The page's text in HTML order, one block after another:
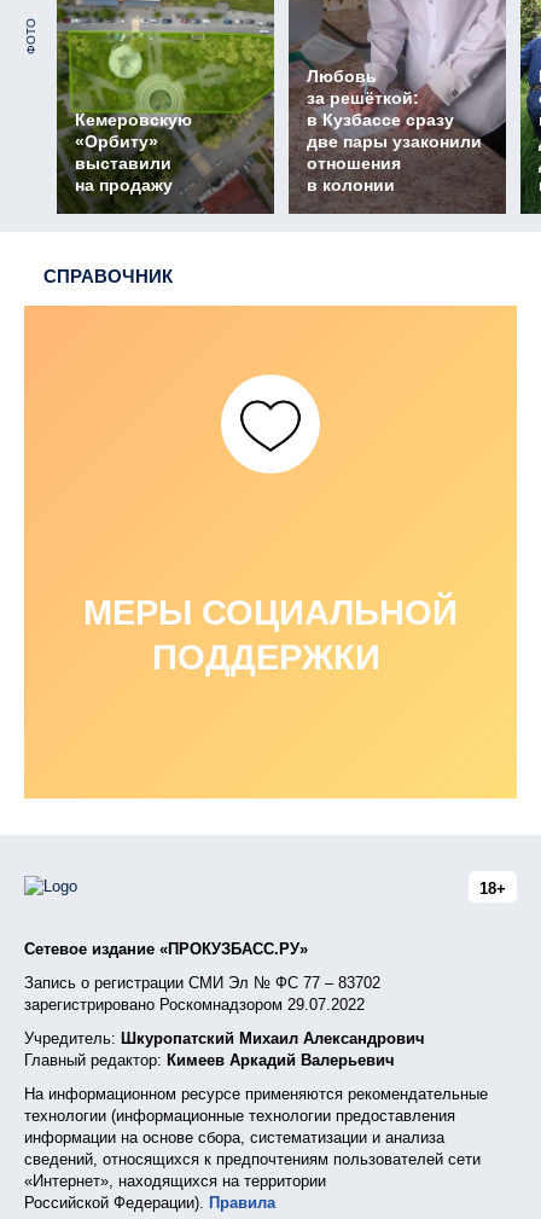
ФОТО
Кемеровскую
«Орбиту»
выставили
на продажу
Любовь
за решёткой:
в Кузбассе сразу
две пары узаконили
отношения
в колонии
СПРАВОЧНИК
МЕРЫ СОЦИАЛЬНОЙ
ПОДДЕРЖКИ
18+
Сетевое издание «ПРОКУЗБАСС.РУ»
Запись о регистрации СМИ Эл № ФС 77 – 83702
зарегистрировано Роскомнадзором 29.07.2022
Учредитель: Шкуропатский Михаил Александрович
Главный редактор: Кимеев Аркадий Валерьевич
На информационном ресурсе применяются рекомендательные
технологии (информационные технологии предоставления
информации на основе сбора, систематизации и анализа
сведений, относящихся к предпочтениям пользователей сети
«Интернет», находящихся на территории
Российской Федерации). Правила